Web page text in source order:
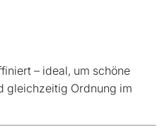
– ideal, um schöne
gleichzeitig Ordnung im